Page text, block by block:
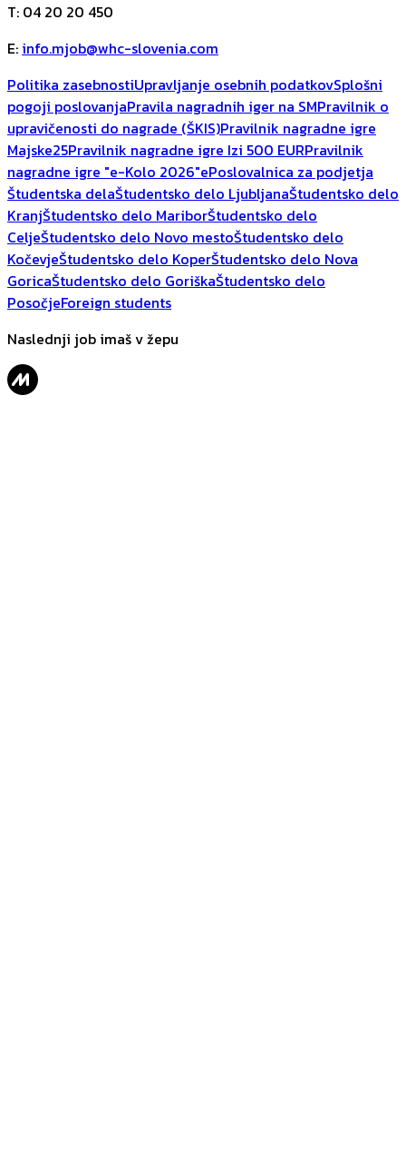
T: 04 20 20 450
E: info.mjob@whc-slovenia.com
Politika zasebnostiUpravljanje osebnih podatkovSplošni
pogoji poslovanjaPravila nagradnih iger na SMPravilnik o
upravičenosti do nagrade (ŠKIS)Pravilnik nagradne igre
Majske25Pravilnik nagradne igre Izi 500 EURPravilnik
nagradne igre "e-Kolo 2026"ePoslovalnica za podjetja
Študentska delaŠtudentsko delo LjubljanaŠtudentsko delo
KranjŠtudentsko delo MariborŠtudentsko delo
CeljeŠtudentsko delo Novo mestoŠtudentsko delo
KočevjeŠtudentsko delo KoperŠtudentsko delo Nova
GoricaŠtudentsko delo GoriškaŠtudentsko delo
PosočjeForeign students
Naslednji job imaš v žepu